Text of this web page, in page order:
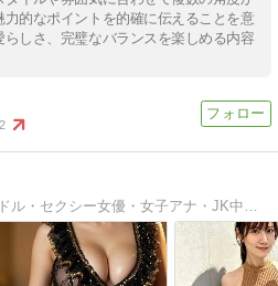
的なポイントを的確に伝えることを意
しさ、完璧なバランスを楽しめる内容